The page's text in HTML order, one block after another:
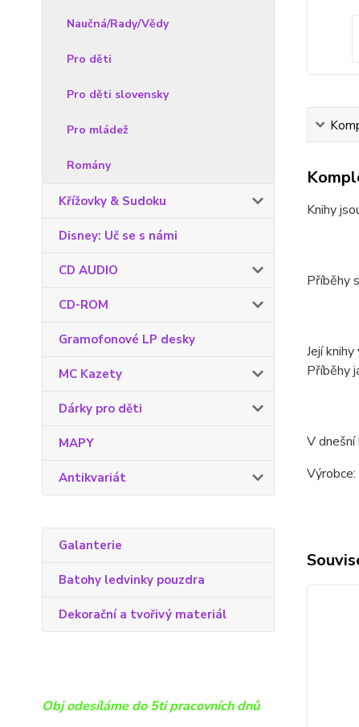
Naučná/Rady/Vědy
Pro děti
Pro děti slovensky
Pro mládež
Romány
Křížovky & Sudoku
Disney: Uč se s námi
CD AUDIO
CD-ROM
Gramofonové LP desky
MC Kazety
Dárky pro děti
MAPY
Antikvariát
Galanterie
Batohy ledvinky pouzdra
Dekorační a tvořivý materiál
Obj odesíláme do 5ti pracovních dnů
Knihy
Příběhy
Její
Příběhy
V